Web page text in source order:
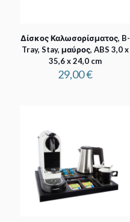
Δίσκος Καλωσορίσματος, B-
Tray, Stay, μαύρος, ABS 3,0 x
35,6 x 24,0 cm
29,00€